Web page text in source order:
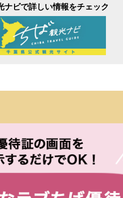
ナビで詳しい情報をチェック